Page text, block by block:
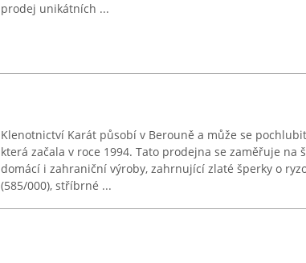
prodej unikátních ...
Klenotnictví Karát působí v Berouně a může se
která začala v roce 1994. Tato prodejna se zaměřuje na
domácí i zahraniční výroby, zahrnující zlaté šperky o
(585/000), stříbrné ...